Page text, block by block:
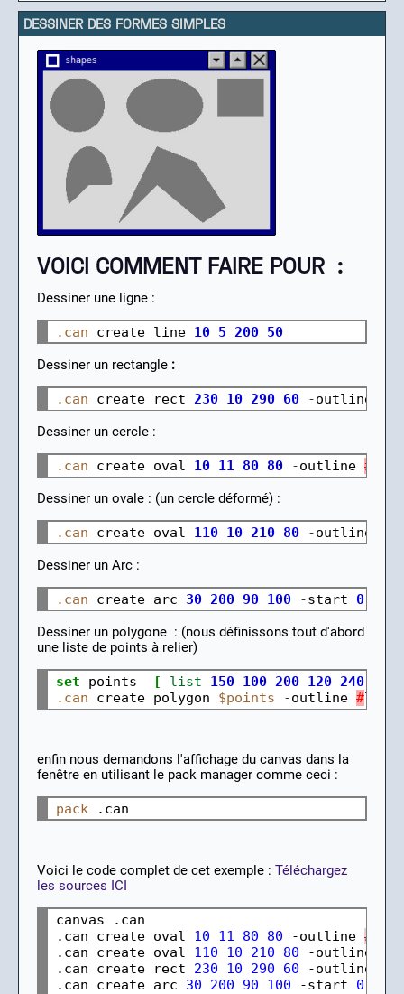
DESSINER DES FORMES SIMPLES
VOICI COMMENT FAIRE POUR :
Dessiner une ligne :
.can create line 10 5 200 50
Dessiner un rectangle :
.can create rect 230 10 290 60 -outline
Dessiner un cercle :
.can create oval 10 11 80 80 -outline #
Dessiner un ovale : (un cercle déformé) :
.can create oval 110 10 210 80 -outline
Dessiner un Arc :
.can create arc 30 200 90 100 -start 0
Dessiner un polygone : (nous définissons tout d'abord
une liste de points à relier)
set points [ list 150 100 200 120 240
.can create polygon $points -outline #777
enfin nous demandons l'affichage du canvas dans la
fenêtre en utilisant le pack manager comme ceci :
pack
Voici le code complet de cet exemple : Téléchargez
les sources ICI
canvas .can
.can create oval 10 11 80 80 -outline #
.can create oval 110 10 210 80 -outline
.can create rect 230 10 290 60 -outline
.can create arc 30 200 90 100 -start 0